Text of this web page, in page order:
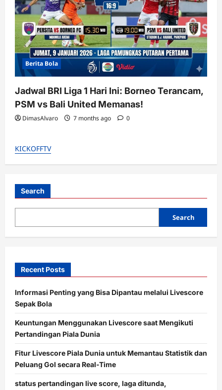
Berita Bola
Jadwal BRI Liga 1 Hari Ini: Borneo Terancam,
PSM vs Bali United Memanas!
DimasAlvaro 7 months ago 0
KICKOFFTV
Search
Search
Recent Posts
Informasi Penting yang Bisa Dipantau melalui Livescore
Sepak Bola
Keuntungan Menggunakan Livescore saat Mengikuti
Pertandingan Piala Dunia
Fitur Livescore Piala Dunia untuk Memantau Statistik dan
Peluang Gol secara Real-Time
status pertandingan live score, laga ditunda,